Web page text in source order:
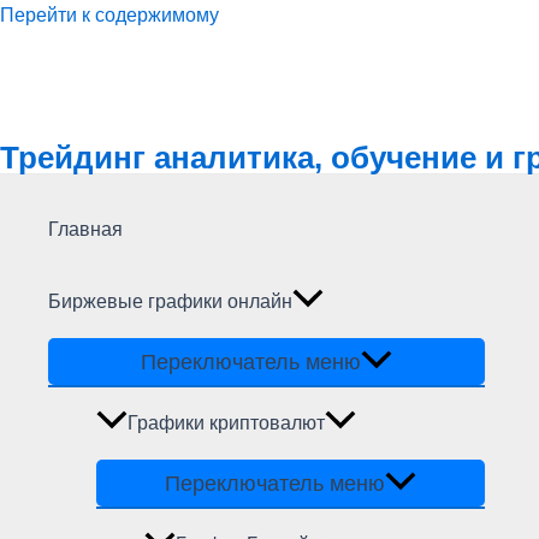
Перейти к содержимому
Трейдинг аналитика, обучение и
Главная
Биржевые графики онлайн
Переключатель меню
Графики криптовалют
Переключатель меню